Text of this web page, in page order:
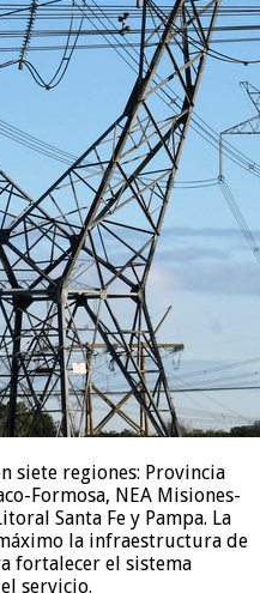
siete regiones: Provincia
Formosa, NEA Misiones-
Santa Fe y Pampa. La
la infraestructura de
fortalecer el sistema
servicio.